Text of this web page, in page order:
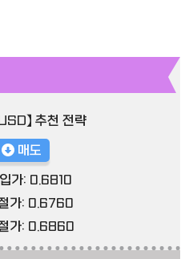
】 추천 전략
매도
가: 0.6810
가: 0.6760
가: 0.6860